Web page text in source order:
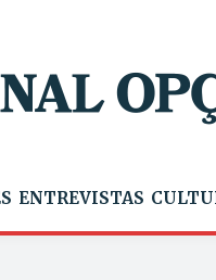
ENTREVISTAS